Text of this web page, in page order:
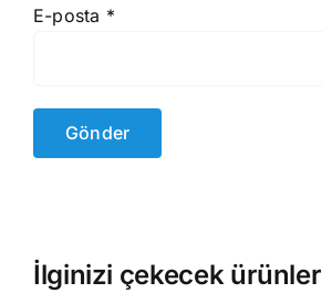
E-posta *
İlginizi çekecek ürünler